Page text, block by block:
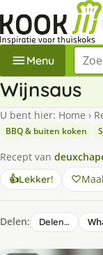
Menu
Wijnsaus
U bent hier: Home ›
BBQ & buiten koken
Recept van
👍Lekker!
Delen: Delen…